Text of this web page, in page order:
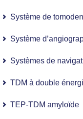
et pour qui est-
Système de
Système
Systèmes de
TDM à double
TEP-TDM amyloïde